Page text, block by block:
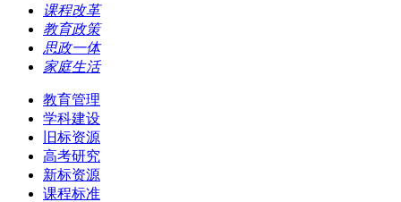
课程改革
教育政策
思政一体
家庭生活
教育管理
学科建设
旧标资源
高考研究
新标资源
课程标准